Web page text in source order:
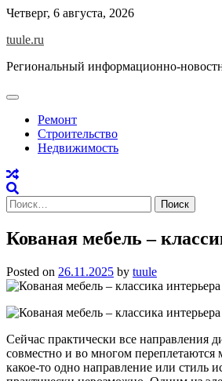
Skip
content
Четверг, 6 августа, 2026
tuule.ru
Региональный информационно-
Ремонт
Строительство
Недвижимость
Найти:
Кованая мебель –
Posted on 26.11.2025 by tuule
Сейчас практически все направления
совместно и во многом переплетаются
какое-то одно направление или стиль